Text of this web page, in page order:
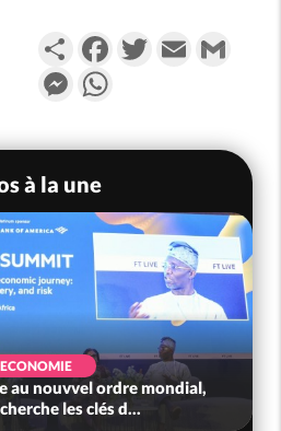
PartagerFacebookTwitterEmail
Messenger
à la une
ECONOMIE
au nouvvel ordre mondial,
les clés d...